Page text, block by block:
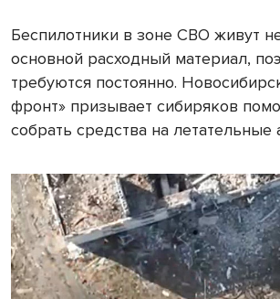
Беспилотники в зоне СВО живут
основной расходный материал,
требуются постоянно.
фронт» призывает сибиряков
собрать средства на летательные